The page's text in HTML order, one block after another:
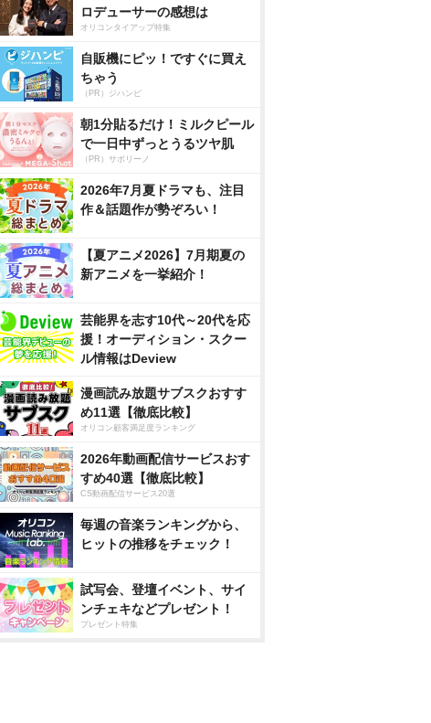
ロデューサーの感想は
オリコンタイアップ特集
自販機にピッ！ですぐに買え
ちゃう
（PR）ジハンピ
朝1分貼るだけ！ミルクピール
で一日中ずっとうるツヤ肌
（PR）サボリーノ
2026年7月夏ドラマも、注目
作＆話題作が勢ぞろい！
【夏アニメ2026】7月期夏の
新アニメを一挙紹介！
芸能界を志す10代～20代を応
援！オーディション・スクー
ル情報はDeview
漫画読み放題サブスクおすす
め11選【徹底比較】
オリコン顧客満足度ランキング
2026年動画配信サービスおす
すめ40選【徹底比較】
CS動画配信サービス20選
毎週の音楽ランキングから、
ヒットの推移をチェック！
試写会、登壇イベント、サイ
ンチェキなどプレゼント！
プレゼント特集